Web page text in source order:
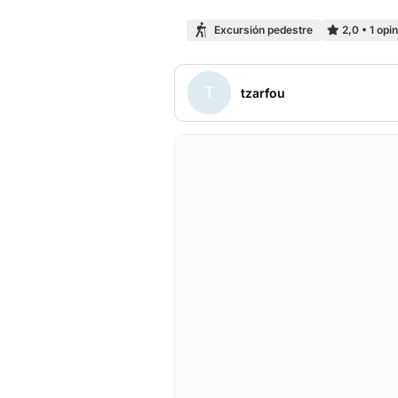
Excursión pedestre 2,0 • 1
T tzarfou